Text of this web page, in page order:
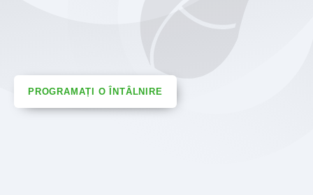
PROGRAMAȚI O ÎNTÂLNIRE